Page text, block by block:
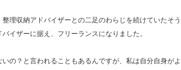
理収納アドバイザーとの二足のわらじを続けていたそ
イザーに据え、フリーランスになりました。
いの？と言われることもあるんですが、私は自分自身が